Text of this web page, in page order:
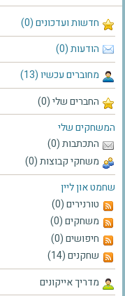
חדשות ועדכונים (0)
הודעות (0)
מחוברים עכשיו (13)
החברים שלי (0)
המשחקים שלי
התכתבות (0)
משחקי קבוצות (0)
שחמט און ליין
טורנירים (0)
משחקים (0)
חיפושים (0)
שחקנים (14)
מדריך אייקונים